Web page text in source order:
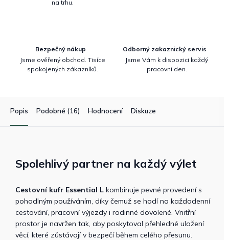
na trhu.
Bezpečný nákup
Jsme ověřený obchod. Tisíce
spokojených zákazníků.
Odborný zakaznický servis
Jsme Vám k dispozici každý
pracovní den.
Popis Podobné (16) Hodnocení Diskuze
Spolehlivý partner na každý výlet
Cestovní kufr Essential L kombinuje pevné provedení s
pohodlným používáním, díky čemuž se hodí na každodenní
cestování, pracovní výjezdy i rodinné dovolené. Vnitřní
prostor je navržen tak, aby poskytoval přehledné uložení
věcí, které zůstávají v bezpečí během celého přesunu.